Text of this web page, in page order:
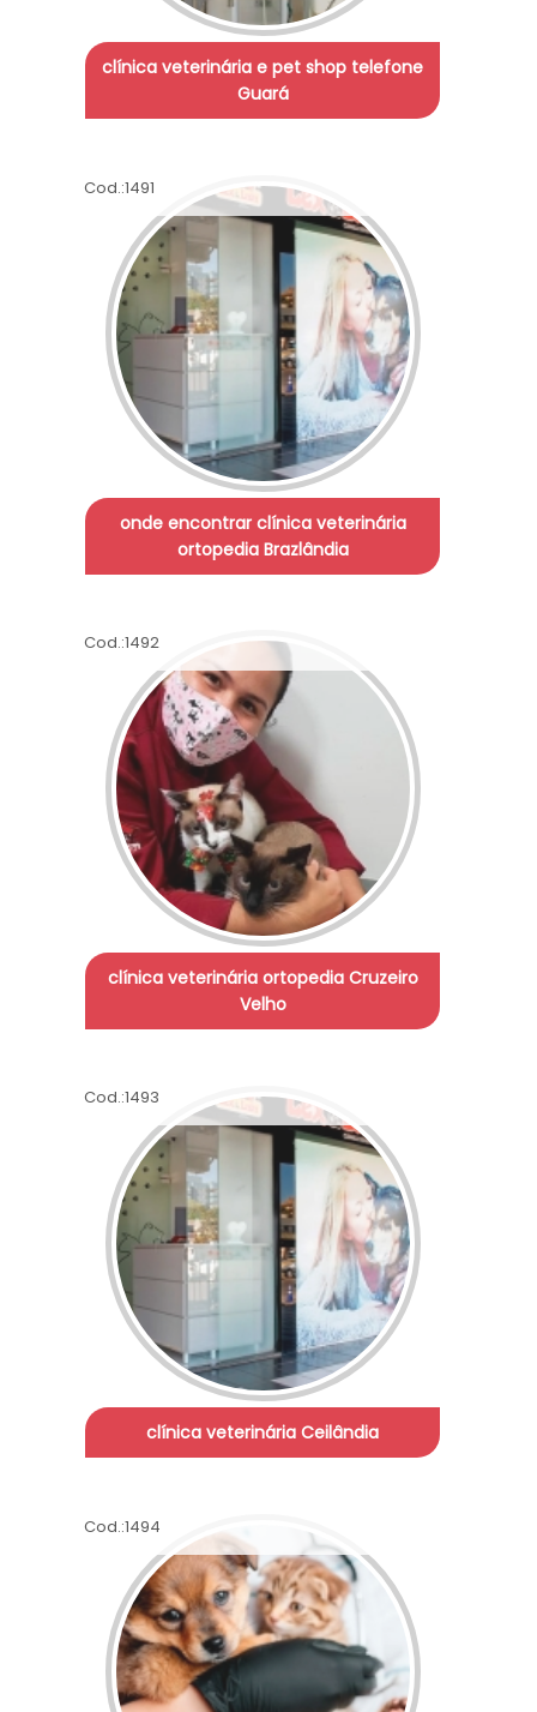
clínica veterinária e pet shop telefone
Guará
Cod.:1491
onde encontrar clínica veterinária
ortopedia Brazlândia
Cod.:1492
clínica veterinária ortopedia Cruzeiro
Velho
Cod.:1493
clínica veterinária Ceilândia
Cod.:1494